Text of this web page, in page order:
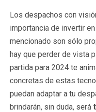
Los despachos con
importancia de invertir
mencionado son sólo
hay que perder de vista
partida para 2024 te
concretas de estas
puedan adaptar a tu
brindarán, sin duda, será